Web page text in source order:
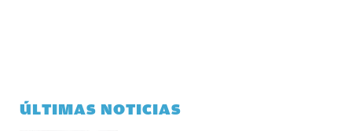
ÚLTIMAS NOTICIAS